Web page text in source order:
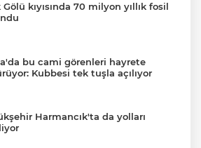
Gölü kıyısında 70 milyon yıllık fosil
bu cami görenleri hayrete
Kubbesi tek tuşla açılıyor
Harmancık'ta da yolları